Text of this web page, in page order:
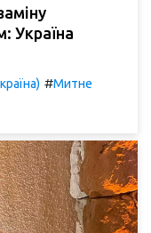
Україна
#Митне